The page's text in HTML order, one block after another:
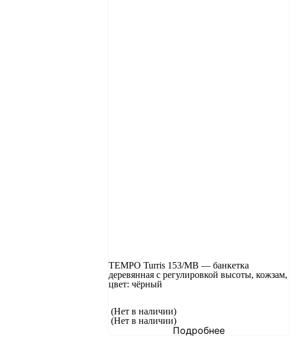
TEMPO Turris 153/MB — банкетка
деревянная с регулировкой высоты, кожзам,
цвет: чёрный
(Нет в наличии)
(Нет в наличии)
Подробнее